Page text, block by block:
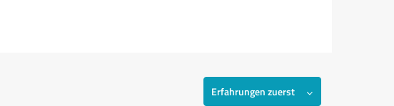
Erfahrungen zuerst